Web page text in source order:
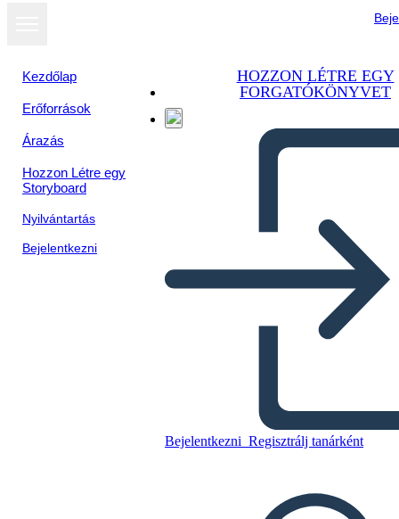
Kezdőlap
Erőforrások
Árazás
Hozzon Létre egy
Storyboard
Nyilvántartás
Bejelentkezni
HOZZON LÉTRE EGY
FORGATÓKÖNYVET
Bejelentkezni Regisztrálj tanárként
Untitled Storyboard
KÉSZÍTSEN EGY STORYBOARDOT
Megtekintés
diavetítésként